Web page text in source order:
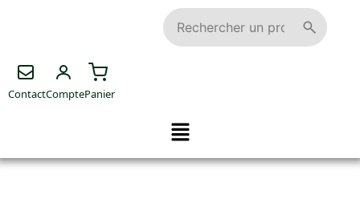
ContactComptePanier